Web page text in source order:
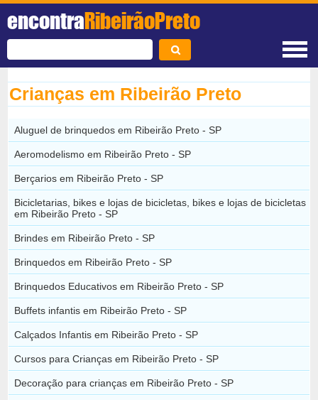
encontraRibeirãoPreto
Crianças em Ribeirão Preto
Aluguel de brinquedos em Ribeirão Preto - SP
Aeromodelismo em Ribeirão Preto - SP
Berçarios em Ribeirão Preto - SP
Bicicletarias, bikes e lojas de bicicletas, bikes e lojas de bicicletas
em Ribeirão Preto - SP
Brindes em Ribeirão Preto - SP
Brinquedos em Ribeirão Preto - SP
Brinquedos Educativos em Ribeirão Preto - SP
Buffets infantis em Ribeirão Preto - SP
Calçados Infantis em Ribeirão Preto - SP
Cursos para Crianças em Ribeirão Preto - SP
Decoração para crianças em Ribeirão Preto - SP